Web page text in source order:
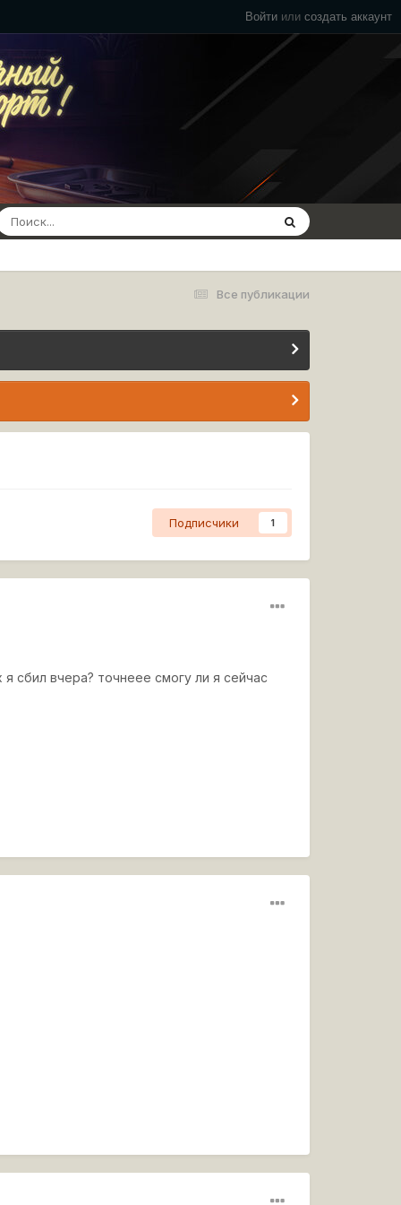
Войти или создать аккаунт
Все публикации
Подписчики 1
сбил вчера? точнеее смогу ли я сейчас